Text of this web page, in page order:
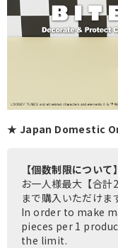
★ Japan Domestic
【個数制限につい
お一人様最大【合計
まで購入いただけま
In order to make
pieces per 1
the limit.